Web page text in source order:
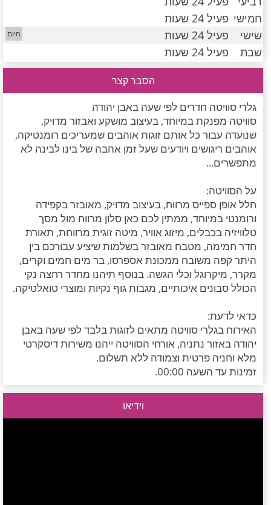
חמישי פעיל 24 שעות
שישי
פעיל 24 שעות
שבת
פעיל 24 שעות
הסבר קצר
גלרי סוויטה חדרים לפי שעה באבן יהודה
סוויטה מפנקת במיוחד, בעיצוב מושקע ואבזור מדויק,
שנועדה עבור כל אותם זוגות אוהבים שמעריכים רומנטיקה,
אוהבים ריגושים ויודעים שעל זמן אהבה של בינו לבינה לא
מתפשרים...
על הסוויטה:
חלל אופן ספייס מרווח, בעיצוב מדויק, מאובזר בקפידה
ורומנטי במיוחד, ממתין לכם כאן סלון מרווח מול מסך
טלוויזיה בכבלים, מיזוג אוויר, מיטה זוגית מרווחת, תאורת
חדר חמימה, מטבח מאובזר בשלמות שיציע עבורכם בין
היתר קפה משובח ממכונת אספרסו, בר מים חמים וקרים,
מקרר, מיקרוגל וכלי הגשה. בנוסף תיהנו מחדר רחצה נקי
הכולל סבונים איכותיים, מגבות גוף נקיות ומוצרי טואלטיקה.
כדאי לדעת:
האירוח בגלרי סוויטה מתאים לזוגות בלבד לפי שעה באבן
יהודה באזור נתניה, אורחי הסוויטה ייהנו משירות דיסקרטי
מלא וחניה פרטית וצמודה ללא תשלום.
זמינות עד השעה 00:00.
וידיאו